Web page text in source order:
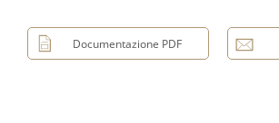
Documentazione PDF